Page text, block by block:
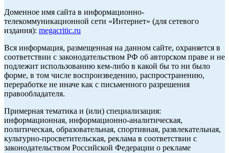
Доменное имя сайта в информационно-
телекоммуникационной сети «Интернет» (для сетевого
издания): megacritic.ru
Вся информация, размещенная на данном сайте, охраняется в
соответствии с законодательством РФ об авторском праве и не
подлежит использованию кем-либо в какой бы то ни было
форме, в том числе воспроизведению, распространению,
переработке не иначе как с письменного разрешения
правообладателя.
Примерная тематика и (или) специализация:
информационная, информационно-аналитическая,
политическая, образовательная, спортивная, развлекательная,
культурно-просветительская, реклама в соответствии с
законодательством Российской Федерации о рекламе